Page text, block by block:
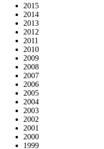
2015
2014
2013
2012
2011
2010
2009
2008
2007
2006
2005
2004
2003
2002
2001
2000
1999